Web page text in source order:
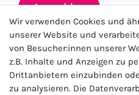
Anmelden
4.5 / 5.0
Wir verwenden Cookies und
unserer Website und
von Besucher:innen unserer
z.B. Inhalte und Anzeigen zu
Drittanbietern einzubinden
zu analysieren. Die